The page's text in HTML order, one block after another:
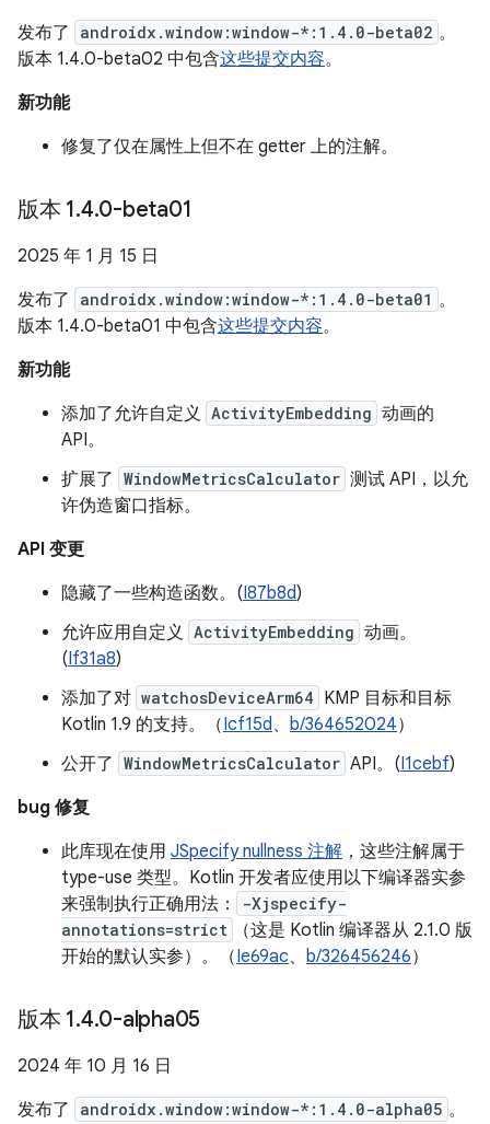
发布了
androidx.window:window-*:1.4.0-beta02 。
版本 1.4.0-beta02 中包含这些提交内容。
新功能
修复了仅在属性上但不在 getter 上的注解。
版本 1.4.0-beta01
2025 年 1 月 15 日
发布了
androidx.window:window-*:1.4.0-beta01 。
版本 1.4.0-beta01 中包含这些提交内容。
新功能
添加了允许自定义 ActivityEmbedding 动画的
API。
扩展了 WindowMetricsCalculator 测试 API，以允
许伪造窗口指标。
API 变更
隐藏了一些构造函数。(I87b8d)
允许应用自定义 ActivityEmbedding 动画。
(If31a8)
添加了对 watchosDeviceArm64 KMP 目标和目标
Kotlin 1.9 的支持。（Icf15d、 b/364652024）
公开了 WindowMetricsCalculator API。(I1cebf)
bug 修复
此库现在使用 JSpecify nullness 注解 ，这些注解属于
type-use 类型。Kotlin 开发者应使用以下编译器实参
来强制执行正确用法：
-Xjspecify-
annotations=strict
（这是 Kotlin 编译器从 2.1.0 版
开始的默认实参）。（Ie69ac、 b/326456246）
版本 1.4.0-alpha05
2024 年 10 月 16 日
发布了
androidx.window:window-*:1.4.0-alpha05 。